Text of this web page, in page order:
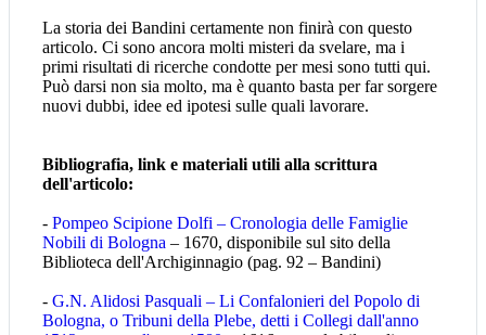
La storia dei Bandini certamente non finirà con questo
articolo. Ci sono ancora molti misteri da svelare, ma i
primi risultati di ricerche condotte per mesi sono tutti qui.
Può darsi non sia molto, ma è quanto basta per far sorgere
nuovi dubbi, idee ed ipotesi sulle quali lavorare.
Bibliografia, link e materiali utili alla scrittura
dell'articolo:
- Pompeo Scipione Dolfi – Cronologia delle Famiglie
Nobili di Bologna – 1670, disponibile sul sito della
Biblioteca dell'Archiginnagio (pag. 92 – Bandini)
- G.N. Alidosi Pasquali – Li Confalonieri del Popolo di
Bologna, o Tribuni della Plebe, detti i Collegi dall'anno